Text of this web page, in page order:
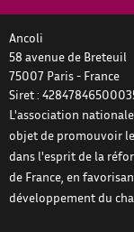
Ancoli
58 avenue de Breteuil
75007 Paris- France
Siret :
L'association
objet de promouvoir
dans l'esprit de la
de France, en
développement du